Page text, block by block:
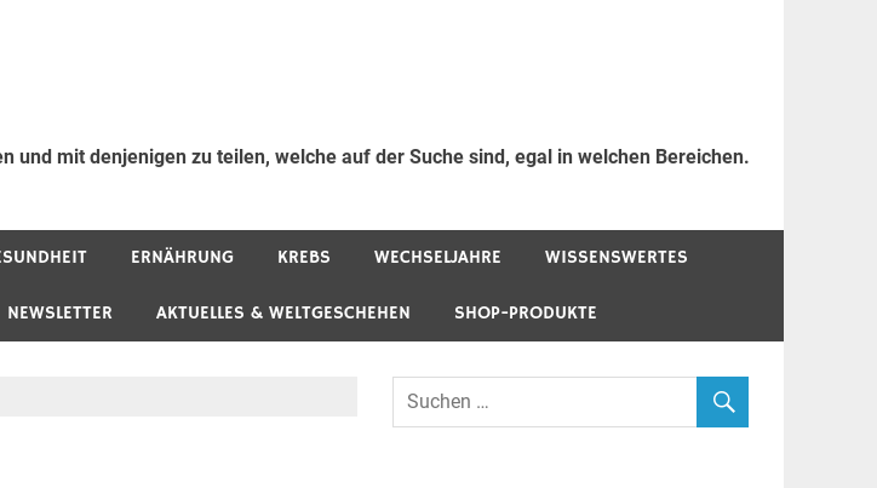
mit denjenigen zu teilen, welche auf der Suche sind, egal in welchen Bereichen.
ERNÄHRUNG KREBS WECHSELJAHRE WISSENSWERTES
NEWSLETTER AKTUELLES & WELTGESCHEHEN SHOP-PRODUKTE